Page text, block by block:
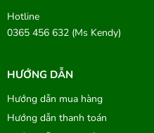
Hotline
0365 456 632 (Ms Kendy)
HƯỚNG DẪN
Hướng dẫn mua hàng
Hướng dẫn thanh toán